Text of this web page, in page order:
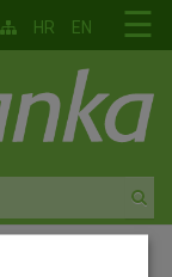
☰
HR EN